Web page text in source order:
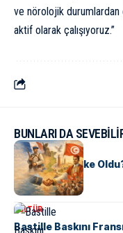
ve nörolojik
aktif olarak çalışıyoruz.”
BUNLARI DA
KÜLTÜR
Tunus Nasıl Ülke
KÜLTÜR
Bastille Baskını